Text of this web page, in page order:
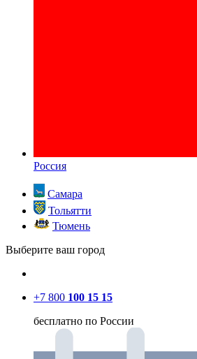
Россия
Самара
Тольятти
Тюмень
Выберите ваш город
+7 800 100 15 15
бесплатно по России